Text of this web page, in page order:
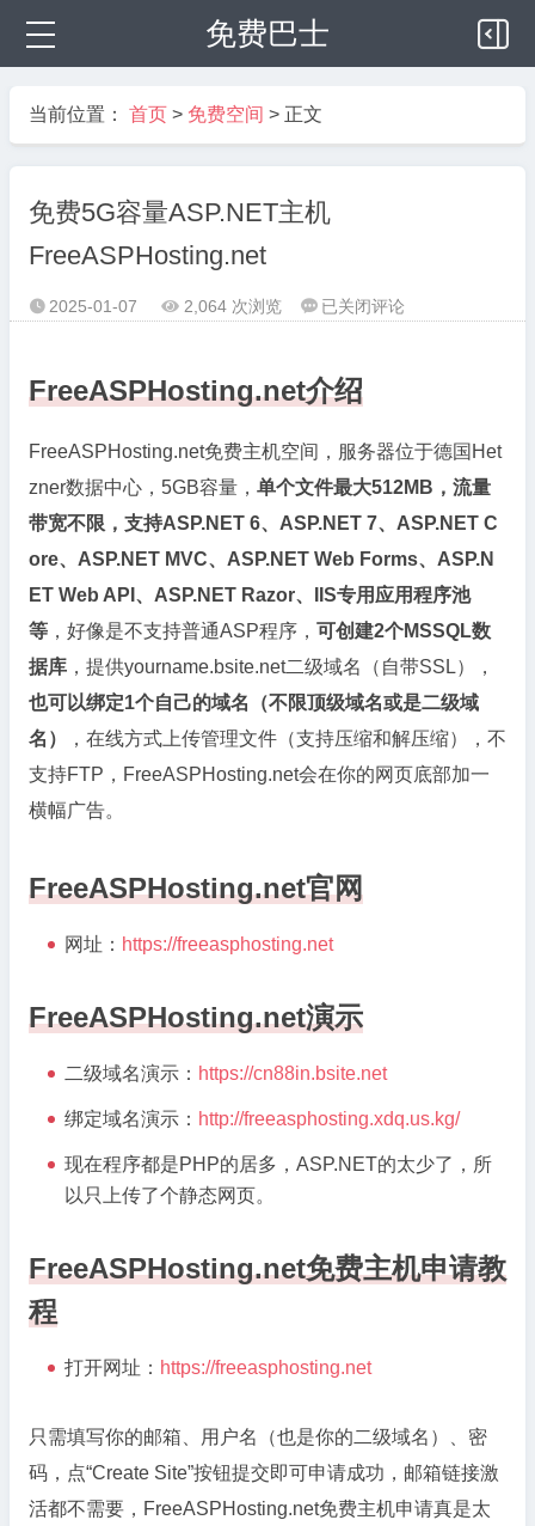
免费巴士
当前位置： 首页 > 免费空间 > 正文
免费5G容量ASP.NET主机
FreeASPHosting.net
 2025-01-07  2,064 次浏览  免
容
ASP.NET
主
FreeASPHosting.net
已关闭评论
FreeASPHosting.net介绍
FreeASPHosting.net免费主机空间，服务器位于德国Het
zner数据中心，5GB容量， 单个文件最大512MB，流量
带宽不限，支持ASP.NET 6、ASP.NET 7、ASP.NET C
ore、ASP.NET MVC、ASP.NET Web Forms、ASP.N
ET Web API、ASP.NET Razor、IIS专用应用程序池
等 ，好像是不支持普通ASP程序， 可创建2个MSSQL数
据库 ，提供yourname.bsite.net二级域名（自带SSL），
也可以绑定1个自己的域名（不限顶级域名或是二级域
名）
，在线方式上传管理文件（支持压缩和解压缩），不
支持FTP，FreeASPHosting.net会在你的网页底部加一
横幅广告。
FreeASPHosting.net官网
网址： https://freeasphosting.net
FreeASPHosting.net演示
二级域名演示： https://cn88in.bsite.net
绑定域名演示： http://freeasphosting.xdq.us.kg/
现在程序都是PHP的居多，ASP.NET的太少了，所
以只上传了个静态网页。
FreeASPHosting.net免费主机申请教
程
打开网址： https://freeasphosting.net
只需填写你的邮箱、用户名（也是你的二级域名）、密
码，点“Create Site”按钮提交即可申请成功，邮箱链接激
活都不需要，FreeASPHosting.net免费主机申请真是太